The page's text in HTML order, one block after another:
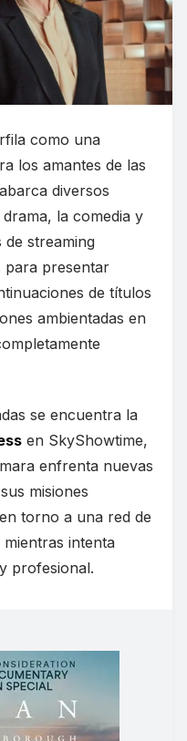
como una
los amantes de las
diversos
la comedia y
de streaming
para presentar
de títulos
ambientadas en
se encuentra la
en SkyShowtime,
enfrenta nuevas
misiones
torno a una red de
intenta
profesional.